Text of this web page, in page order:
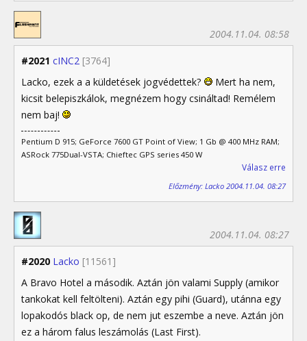
#2021 cINC2 [3764]
2004.11.04. 08:58
Lacko, ezek a a küldetések jogvédettek?
Mert ha nem,
kicsit belepiszkálok, megnézem hogy csináltad! Remélem
nem baj!
Pentium D 915; GeForce 7600 GT Point of View; 1 Gb @ 400 MHz RAM;
ASRock 775Dual-VSTA; Chieftec GPS series 450 W
Válasz erre
Előzmény: Lacko 2004.11.04. 08:27
#2020 Lacko [11561]
2004.11.04. 08:27
A Bravo Hotel a második. Aztán jön valami Supply (amikor
tankokat kell feltölteni). Aztán egy pihi (Guard), utánna egy
lopakodós black op, de nem jut eszembe a neve. Aztán jön
ez a három falus leszámolás (Last First).